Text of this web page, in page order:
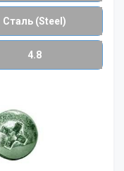
Сталь (Steel)
4.8